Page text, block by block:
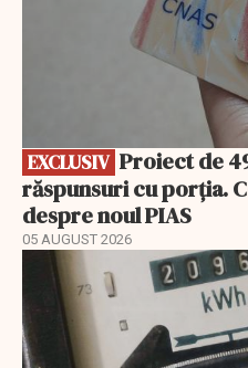
EXCLUSIV
răspunsuri cu porția.
despre noul PIAS
05 AUGUST 2026